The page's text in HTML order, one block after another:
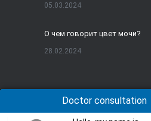
Doctor consultation
05.03.2024
О чем говорит цвет мочи?
28.02.2024
19.02.2024
Все права защищены и
2026 Rabin Medical